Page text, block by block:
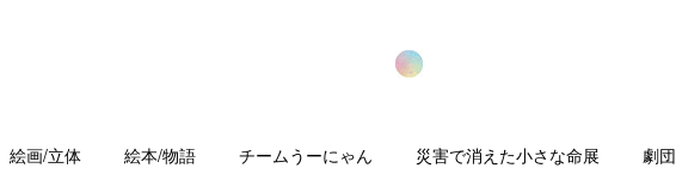
絵画/立体 絵本/物語 チームうーにゃん 災害で消えた小さな命展 劇